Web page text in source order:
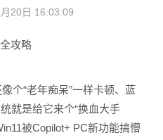
20日 16:03:09
攻略
个“老年痴呆”一样卡顿、蓝
就是给它来个“换血大手
被Copilot+ PC新功能搞懵